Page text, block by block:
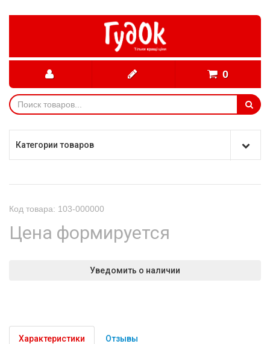
0
Категории товаров
Код товара: 103-000000
Цена формируется
Уведомить о наличии
Характеристики Отзывы